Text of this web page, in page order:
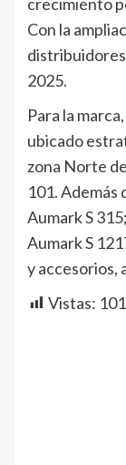
Con la
2025.
Para la
ubicado
zona Norte
101. Además
Aumark S
Aumark S
y accesorios,
Vistas: 101